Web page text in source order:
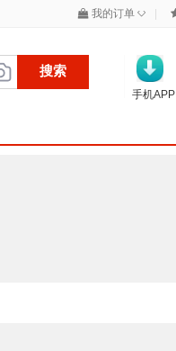
我的订单 ◇
搜索
手机APP